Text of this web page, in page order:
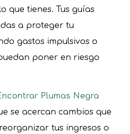
que tienes. Tus guías
a proteger tu
gastos impulsivos o
poner en riesgo
Plumas Negra
se acercan cambios que
tus ingresos o